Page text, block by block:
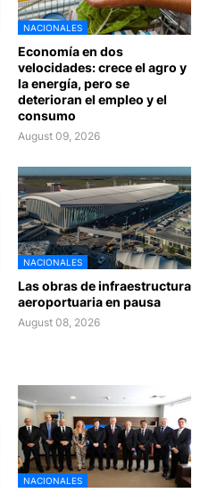
NACIONALES
Economía en dos
velocidades: crece el agro y
la energía, pero se
deterioran el empleo y el
consumo
August 09, 2026
NACIONALES
Las obras de infraestructura
aeroportuaria en pausa
August 08, 2026
NACIONALES